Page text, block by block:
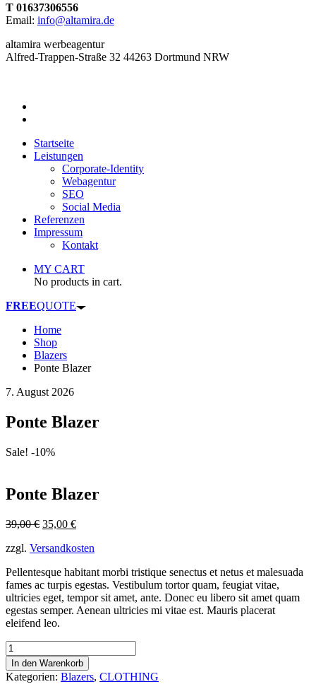
T 01637306556
Email: info@altamira.de
altamira werbeagentur
Alfred-Trappen-Straße 32 44263 Dortmund NRW
Startseite
Leistungen
Corporate-Identity
Webagentur
SEO
Social Media
Referenzen
Impressum
Kontakt
MY CART
No products in cart.
FREEQUOTE
Home
Shop
Blazers
Ponte Blazer
7. August 2026
Ponte Blazer
Sale! -10%
Ponte Blazer
39,00€ Ursprünglicher
war:
35,00 €Aktueller
ist:
zzgl. Versandkosten
Pellentesque habitant morbi tristique senectus et netus et malesuada
fames ac turpis egestas. Vestibulum tortor quam, feugiat vitae,
ultricies eget, tempor sit amet, ante. Donec eu libero sit amet quam
egestas semper. Aenean ultricies mi vitae est. Mauris placerat
eleifend leo.
Ponte
Blazer
Menge
In den Warenkorb
Kategorien: Blazers, CLOTHING